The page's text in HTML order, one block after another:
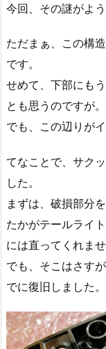
今回、その謎がよ
ただまぁ、この構
です。
せめて、下部にも
とも思うのですが。
でも、この辺りが
てなことで、サク
した。
まずは、破損部分を
たかがテールライ
には直ってくれませ
でも、そこはさす
でに復旧しました。